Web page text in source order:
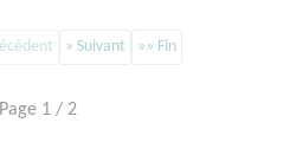
» Suivant »» Fin
Page 1 / 2